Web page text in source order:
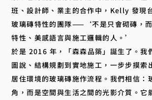
班、設計師、業主的合作中，Kelly 發現
玻璃磚特性的團隊——‘不是只會砌磚，
特性、美感語言與施工邏輯的人。’
於是 2016 年，「森森品築」誕生了。我
圖說、結構規劃到實地施工，一步步摸索
居住環境的玻璃磚施作流程。我們相信：
角，而是空間與生活之間的光影介質。它